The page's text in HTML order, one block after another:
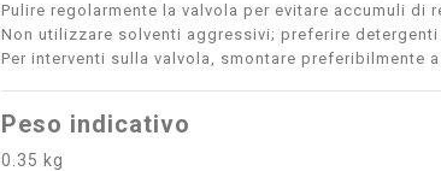
Pulire regolarmente la valvola per evitare accumuli
Non utilizzare solventi aggressivi; preferire
Per interventi sulla valvola, smontare preferibilmente
Peso indicativo
0.35 kg